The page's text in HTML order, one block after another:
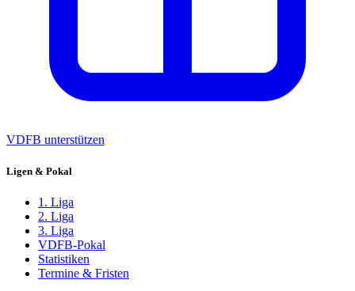
VDFB unterstützen
Ligen & Pokal
1. Liga
2. Liga
3. Liga
VDFB-Pokal
Statistiken
Termine & Fristen